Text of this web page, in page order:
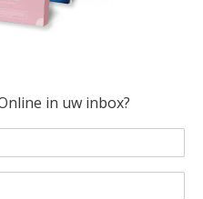
in uw inbox?